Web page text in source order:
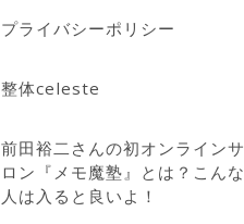
プライバシーポリシー
整体celeste
前田裕二さんの初オンラインサ
ロン『メモ魔塾』とは？こんな
人は入ると良いよ！